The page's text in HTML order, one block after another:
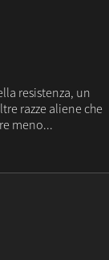
resistenza, un
razze aliene che
meno...